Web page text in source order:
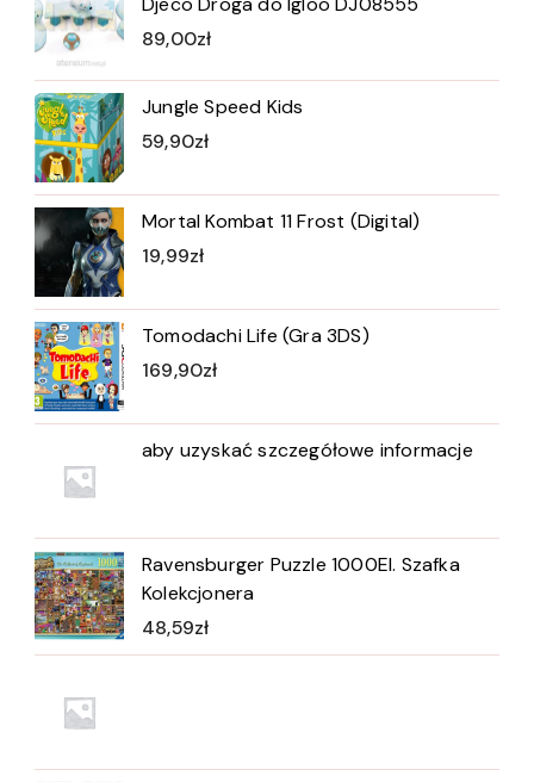
89,00zł
Jungle Speed Kids
59,90zł
Mortal Kombat 11 Frost (Digital)
19,99zł
Tomodachi Life (Gra 3DS)
169,90zł
aby uzyskać szczegółowe informacje
Ravensburger Puzzle 1000El. Szafka
Kolekcjonera
48,59zł